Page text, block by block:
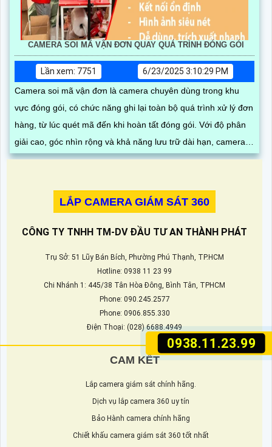
0938.11.23.99
CAMERA SOI MÃ VẬN ĐƠN QUAY QUÁ TRÌNH ĐÓNG GÓI
Lần xem: 7751
6/23/2025 3:10:29 PM
Camera soi mã vận đơn là camera chuyên dùng trong khu
vực đóng gói, có chức năng ghi lại toàn bộ quá trình xử lý đơn
hàng, từ lúc quét mã đến khi hoàn tất đóng gói. Với độ phân
giải cao, góc nhìn rộng và khả năng lưu trữ dài hạn, camera
giúp quản lý dễ dàng truy xuất thông tin khi cần thiết, hạn chế
LẮP CAMERA GIÁM SÁT 360
CÔNG TY TNHH TM-DV ĐẦU TƯ AN THÀNH PHÁT
Trụ Sở: 51 Lũy Bán Bích, Phường Phú Thạnh, TP.HCM
Hotline: 0938 11 23 99
Chi Nhánh 1: 445/38 Tân Hòa Đông, Bình Tân, TPHCM
Phone: 090.245.2577
Phone: 0906.855.330
Điện Thoại: (028) 6688.4949
CAM KẾT
Lắp camera giám sát chính hãng.
Dịch vụ lắp camera 360 uy tín
Bảo Hành camera chính hãng
Chiết khấu camera giám sát 360 tốt nhất